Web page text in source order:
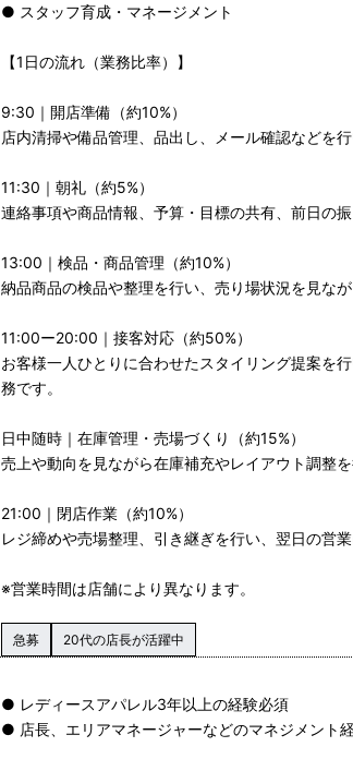
● スタッフ育成・マネージメント
【1日の流れ（業務比率）】
9:30｜開店準備（約10%）
店内清掃や備品管理、品出し、メール確認などを
11:30｜朝礼（約5%）
連絡事項や商品情報、予算・目標の共有、前日の
13:00｜検品・商品管理（約10%）
納品商品の検品や整理を行い、売り場状況を見なが
11:00ー20:00｜接客対応（約50%）
お客様一人ひとりに合わせたスタイリング提案を
務です。
日中随時｜在庫管理・売場づくり（約15%）
売上や動向を見ながら在庫補充やレイアウト調整
21:00｜閉店作業（約10%）
レジ締めや売場整理、引き継ぎを行い、翌日の営業
※営業時間は店舗により異なります。
急募 20代の店長が活躍中
● レディースアパレル3年以上の経験必須
● 店長、エリアマネージャーなどのマネジメント